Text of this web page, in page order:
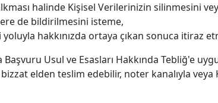
halinde Kişisel Verilerinizin silinmesini
de bildirilmesini isteme,
hakkınızda ortaya çıkan sonuca itiraz
Usul ve Esasları Hakkında Tebliğ'e
elden teslim edebilir, noter kanalıyla